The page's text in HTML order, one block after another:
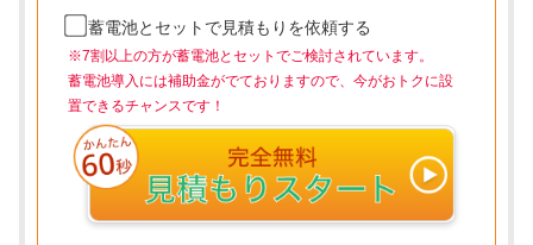
蓄電池とセットで見積もりを依頼する
※7割以上の方が蓄電池とセットでご検討されています。
蓄電池導入には補助金がでておりますので、今がおトクに設
置できるチャンスです！